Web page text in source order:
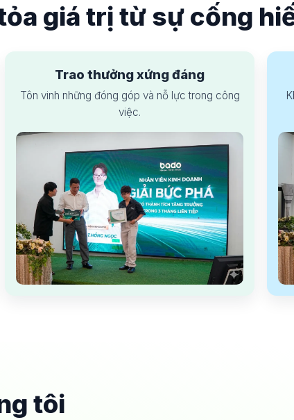
giá trị từ sự cống
Trao thưởng xứng đáng
Tôn vinh những đóng góp và nỗ lực trong công
việc.
tôi